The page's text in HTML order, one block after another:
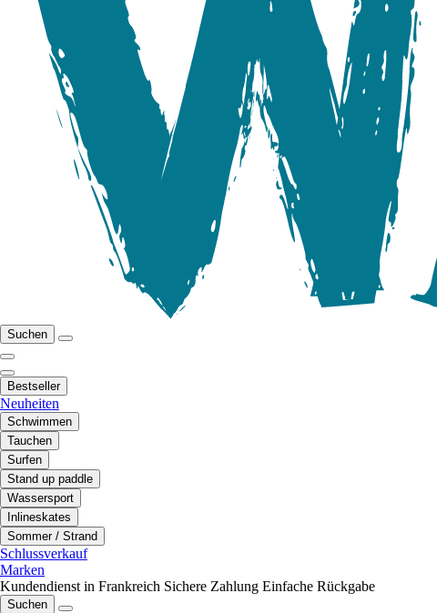
Suchen
Bestseller
Neuheiten
Schwimmen
Tauchen
Surfen
Stand up paddle
Wassersport
Inlineskates
Sommer / Strand
Schlussverkauf
Marken
Kundendienst in Frankreich Sichere Zahlung Einfache Rückgabe
Suchen